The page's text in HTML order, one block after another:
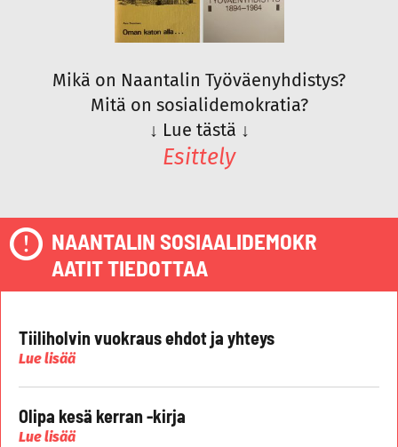
Mikä on Naantalin Työväenyhdistys?
Mitä on sosialidemokratia?
↓ Lue tästä ↓
Esittely
NAANTALIN SOSIAALIDEMOKR
AATIT TIEDOTTAA
Tiiliholvin vuokraus ehdot ja yhteys
Lue lisää
Olipa kesä kerran -kirja
Lue lisää